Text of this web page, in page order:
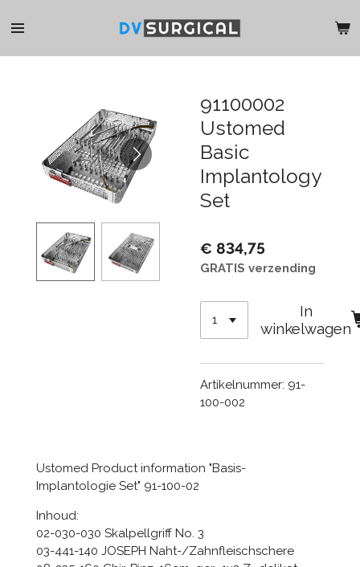
direct
91100002
Ustomed
Basic
Implantology
Set
€ 834,75
GRATIS verzending
In
winkelwagen
Artikelnummer: 91-
100-002
Ustomed Product information "Basis-
Implantologie Set" 91-100-02
Inhoud:
02-030-030 Skalpellgriff No. 3
03-441-140 JOSEPH Naht-/Zahnfleischschere